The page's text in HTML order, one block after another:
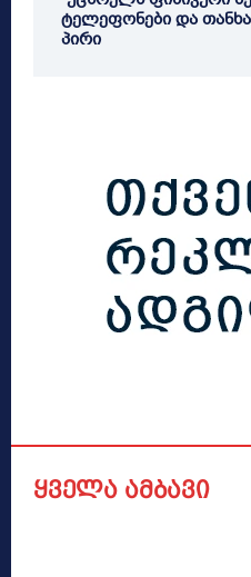
ტელეფონები და თანხა
პირი
ყველა ამბავი